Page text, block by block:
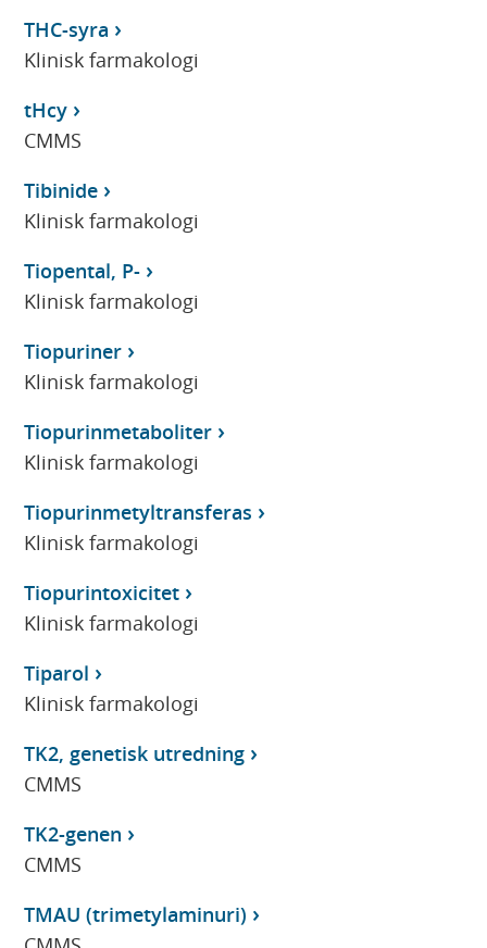
THC-syra
Klinisk farmakologi
tHcy
CMMS
Tibinide
Klinisk farmakologi
Tiopental, P-
Klinisk farmakologi
Tiopuriner
Klinisk farmakologi
Tiopurinmetaboliter
Klinisk farmakologi
Tiopurinmetyltransferas
Klinisk farmakologi
Tiopurintoxicitet
Klinisk farmakologi
Tiparol
Klinisk farmakologi
TK2, genetisk utredning
CMMS
TK2-genen
CMMS
TMAU (trimetylaminuri)